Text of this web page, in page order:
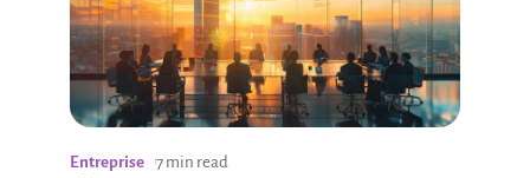
Entreprise 7 min read